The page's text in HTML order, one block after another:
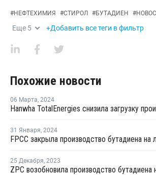
#НЕФТЕХИМИЯ #СТИРОЛ #БУТАДИЕН #
Еще 5 +Добавить все теги в фильтр
Похожие новости
06 Марта, 2024
31 Января, 2024
25 Декабря, 2023